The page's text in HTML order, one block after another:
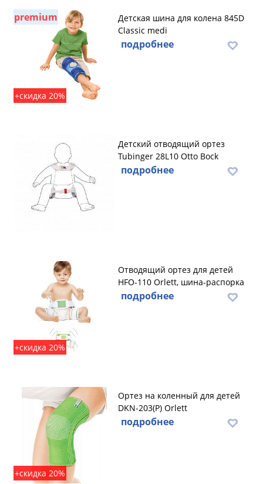
premium
+скидка 20%
Детская шина для колена 845D
Classic medi
подробнее
Детский отводящий ортез
Tubinger 28L10 Otto Bock
подробнее
+скидка 20%
Отводящий ортез для детей
HFO-110 Orlett, шина-распорка
подробнее
+скидка 20%
Ортез на коленный для детей
DKN-203(P) Orlett
подробнее